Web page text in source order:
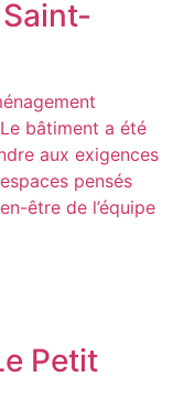
bâtiment a été
aux exigences
pensés
être de l’équipe
Petit